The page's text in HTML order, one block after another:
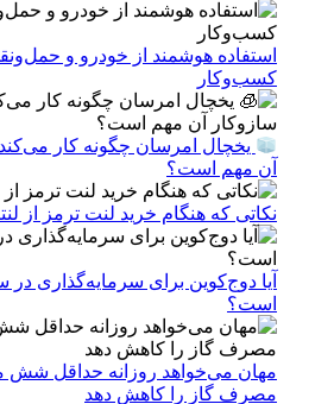
استفاده هوشمند از خودرو و
کسب‌وکار
یخچال امرسان چگونه کار
آن مهم است؟
نکاتی که هنگام خرید لنت ترمز از
است؟
مهان می‌خواهد روزانه حداقل شش
مصرف گاز را کاهش دهد